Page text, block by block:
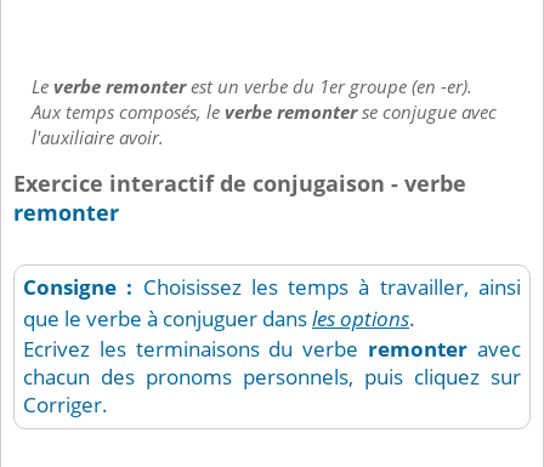
Leverbe remonterest un verbe du 1er groupe (en -er).
Aux temps composés, leverbe remonterse conjugue avec
l'auxiliaire avoir.
Exercice interactif de conjugaison - verbe
remonter
Consigne : Choisissez les temps à travailler, ainsi
que le verbe à conjuguer dansles options.
Ecrivez les terminaisons du verbe remonter avec
chacun des pronoms personnels, puis cliquez sur
Corriger.